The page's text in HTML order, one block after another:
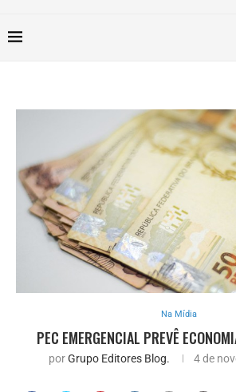
Na Mídia
PEC EMERGENCIAL PREVÊ
porGrupo Editores Blog. 4 de